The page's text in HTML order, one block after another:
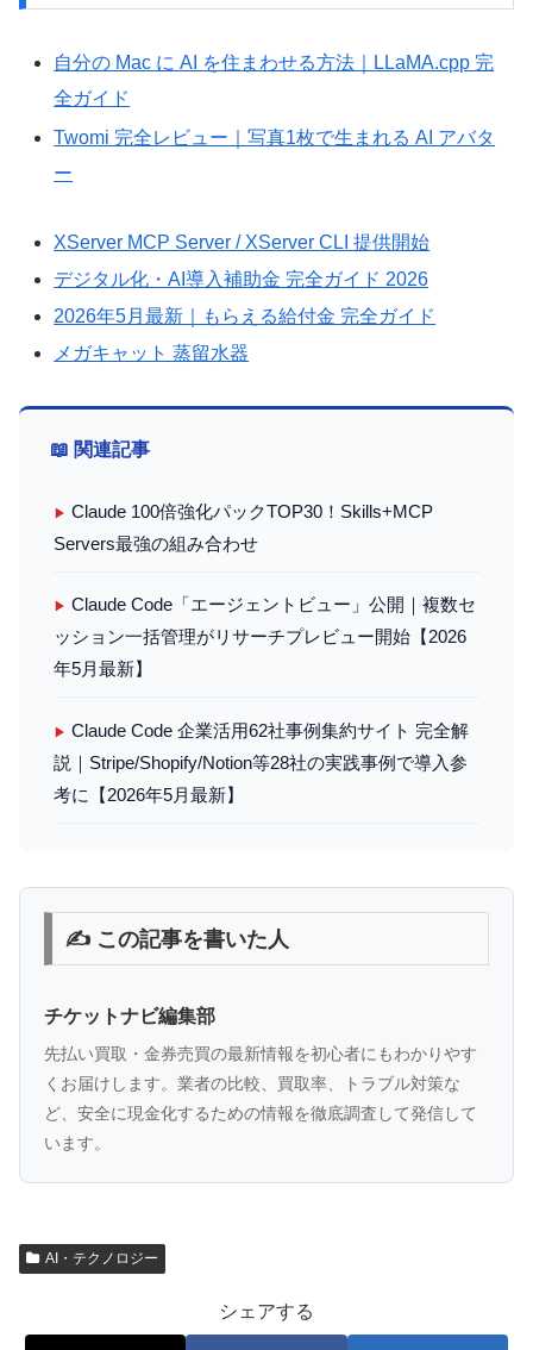
自分の Mac に AI を住まわせる方法｜LLaMA.cpp 完
全ガイド
Twomi 完全レビュー｜写真1枚で生まれる AI アバタ
ー
XServer MCP Server / XServer CLI 提供開始
デジタル化・AI導入補助金 完全ガイド 2026
2026年5月最新｜もらえる給付金 完全ガイド
メガキャット 蒸留水器
📖 関連記事
▶ Claude 100倍強化パックTOP30！Skills+MCP
Servers最強の組み合わせ
▶ Claude Code「エージェントビュー」公開｜複数セ
ッション一括管理がリサーチプレビュー開始【2026
年5月最新】
▶ Claude Code 企業活用62社事例集約サイト 完全解
説｜Stripe/Shopify/Notion等28社の実践事例で導入参
考に【2026年5月最新】
✍️ この記事を書いた人
チケットナビ編集部
先払い買取・金券売買の最新情報を初心者にもわかりやす
くお届けします。業者の比較、買取率、トラブル対策な
ど、安全に現金化するための情報を徹底調査して発信して
います。
AI・テクノロジー
シェアする